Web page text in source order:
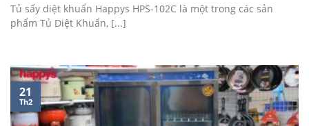
Tủ sấy diệt khuẩn Happys HPS-102C là một trong các sản
phẩm Tủ Diệt Khuẩn, [...]
21
Th2